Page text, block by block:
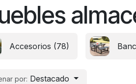
Accesorios (78)
por: Destacado